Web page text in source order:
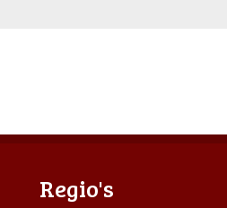
Regio's